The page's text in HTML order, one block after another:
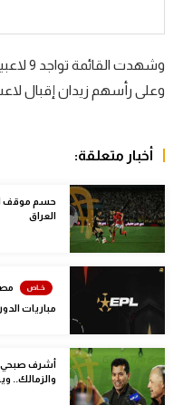
رياضات أخرى
كرة السلة الأمريكية
كرة سلة
كرة يد
الوطن العربي
رياضة نسائية
وشهدت
وعلى رأسهم زيدان إقبال
أخبار متعلقة:
حسم موقف
العراق
مباريات
أشرف صبحي:
والزمالك.. ويجب